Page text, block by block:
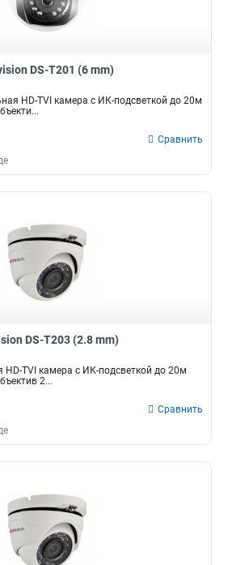
DS-T201 (6 mm)
HD-TVI камера с ИК-подсветкой до 20м
Сравнить
DS-T203 (2.8 mm)
TVI камера с ИК-подсветкой до 20м
2...
Сравнить